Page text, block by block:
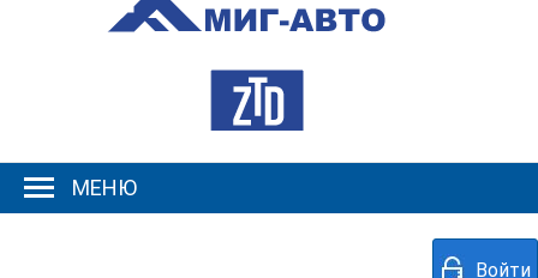
МЕНЮ
Войти